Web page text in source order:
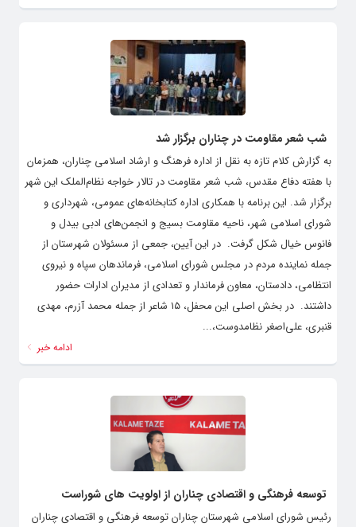
شب شعر مقاومت در چناران برگزار شد
به گزارش کلام تازه به نقل از اداره فرهنگ و ارشاد اسلامی چناران، همزمان
با هفته دفاع مقدس، شب شعر مقاومت در تالار خواجه نظام‌الملک این شهر
برگزار شد. این برنامه با همکاری اداره کتابخانه‌های عمومی، شهرداری و
شورای اسلامی شهر، ناحیه مقاومت بسیج و انجمن‌های ادبی بیدل و
فانوس خیال شکل گرفت. ‌ در این آیین، جمعی از مسئولان شهرستان از
جمله نماینده مردم در مجلس شورای اسلامی، فرماندهان سپاه و نیروی
انتظامی، دادستان، معاون فرماندار و تعدادی از مدیران ادارات حضور
داشتند. ‌ در بخش اصلی این محفل، ۱۵ شاعر از جمله محمد آزرم، مهدی
قنبری، علی‌اصغر نظامدوست،...
ادامه خبر
توسعه فرهنگی و اقتصادی چناران از اولویت های شوراست
رئیس شورای اسلامی شهرستان چناران توسعه فرهنگی و اقتصادی چناران